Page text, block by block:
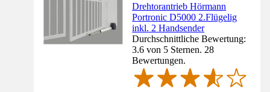
Drehtorantrieb Hörmann
Portronic D5000 2.Flügelig
inkl. 2 Handsender
Durchschnittliche Bewertung:
3.6 von 5 Sternen. 28
Bewertungen.